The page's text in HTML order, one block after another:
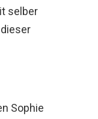
selber
Sophie